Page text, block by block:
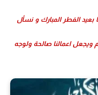
بعيد الفطر المبارك و نسأل
ويجعل اعمالنا صالحة ولوجه